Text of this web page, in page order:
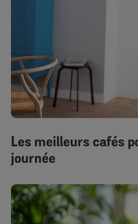
Les meilleurs cafés
journée